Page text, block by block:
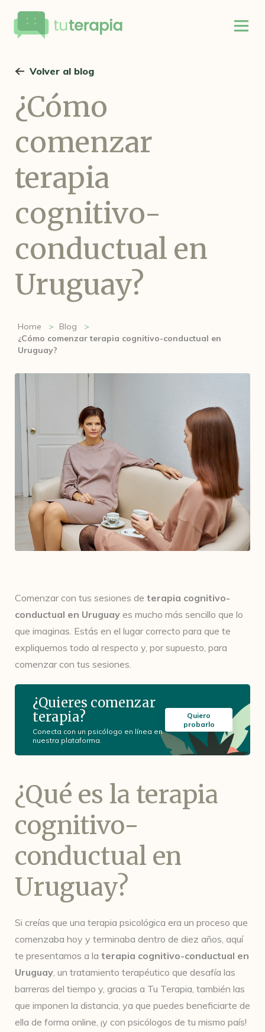
Volver al blog
¿Cómo
comenzar
terapia
cognitivo-
conductual en
Uruguay?
Home
Blog
¿Cómo comenzar terapia cognitivo-conductual en
Uruguay?
Comenzar con tus sesiones de terapia cognitivo-
conductual en Uruguay es mucho más sencillo que lo
que imaginas. Estás en el lugar correcto para que te
expliquemos todo al respecto y, por supuesto, para
comenzar con tus sesiones.
¿Quieres comenzar
terapia?
Conecta con un psicólogo en línea en
nuestra plataforma.
Quiero
probarlo
¿Qué es la terapia
cognitivo-
conductual en
Uruguay?
Si creías que una terapia psicológica era un proceso que
comenzaba hoy y terminaba dentro de diez años, aquí
te presentamos a la terapia cognitivo-conductual en
Uruguay, un tratamiento terapéutico que desafía las
barreras del tiempo y, gracias a Tu Terapia, también las
que imponen la distancia, ya que puedes beneficiarte de
ella de forma online, ¡y con psicólogos de tu mismo país!